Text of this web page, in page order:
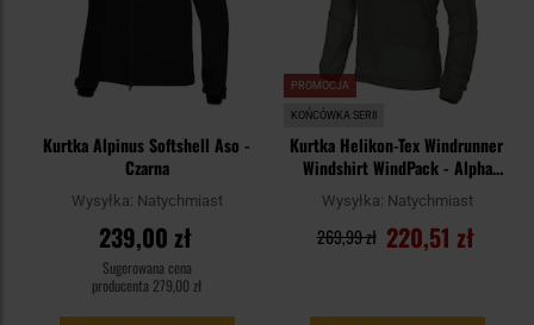
Kurtka Alpinus Softshell Aso -
Czarna
Wysyłka: Natychmiast
239,00 zł
Sugerowana cena
producenta 279,00 zł
PROMOCJA
KOŃCÓWKA SERII
Kurtka Helikon-Tex Windrunner
Windshirt WindPack - Alpha
Green
Wysyłka: Natychmiast
220,51 zł
269,99 zł